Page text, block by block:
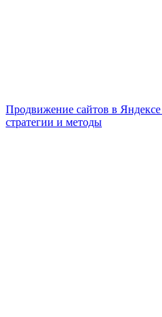
Продвижение сайтов в
стратегии и методы